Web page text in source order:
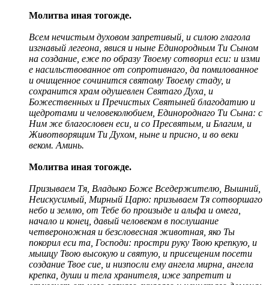
Молитва иная тогожде.
Всем нечистым духовом запретивый, и силою глагола
изгнавый легеона, явися и ныне Единородным Ти Сыном
на создание, еже по образу Твоему сотворил ecи: и изми
е насильствованное от сопротивнаго, да помилованное
и очищенное сочинится святому Твоему стаду, и
сохранится храм одушевлен Святаго Духа, и
Божественных и Пречистых Святыней благодатию и
щедротами и человеколюбием, Единороднаго Ти Сына: с
Ним же благословен еси, и со Пресвятым, и Благим, и
Животворящим Ти Духом, ныне и присно, и во веки
веком. Аминь.
Молитва иная тогожде.
Призываем Тя, Владыко Боже Вседержителю, Вышний,
Неискусимый, Мирный Царю: призываем Тя сотворшаго
небо и землю, от Тебе бо произыде и альфа и омега,
начало и конец, давый человеком в послушание
четвероножная и безсловесная животная, яко Ты
покорил еси та, Господи: простри руку Твою крепкую, и
мышцу Твою высокую и святую, и присещеним посети
создание Твое сие, и низпосли ему ангела мирна, ангела
крепка, души и тела хранителя, иже запретит и